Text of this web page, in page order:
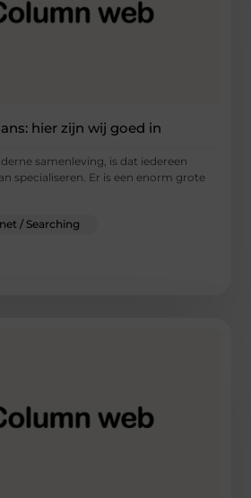
hier zijn wij goed in
samenleving, is dat iedereen
specialiseren. Er is een enorm grote
/ Searching